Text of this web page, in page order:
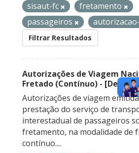
sisaut-fc
fretamento
passageiros
Filtrar Resultados
Autorizações de Viagem
Fretado (Contínuo) -
Autorizações de viagem
prestação do serviço de
interestadual de passageiros
fretamento, na modalidade de
contínuo....